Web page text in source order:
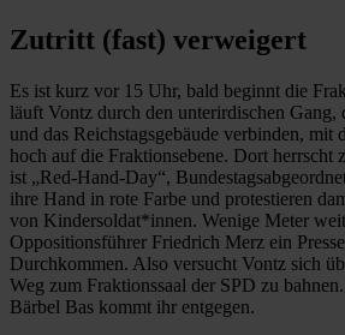
Zutritt (fast) verweigert
Es ist kurz vor 15 Uhr, bald beginnt die
läuft Vontz durch den unterirdischen Gang,
und das Reichstagsgebäude verbinden, mit
hoch auf die Fraktionsebene. Dort herrscht
ist „Red-Hand-Day“,
ihre Hand in rote Farbe und protestieren
von Kindersoldat*innen. Wenige Meter
Oppositionsführer Friedrich Merz ein
Durchkommen. Also versucht Vontz sich
Weg zum Fraktionssaal der SPD zu
Bärbel Bas kommt ihr entgegen.